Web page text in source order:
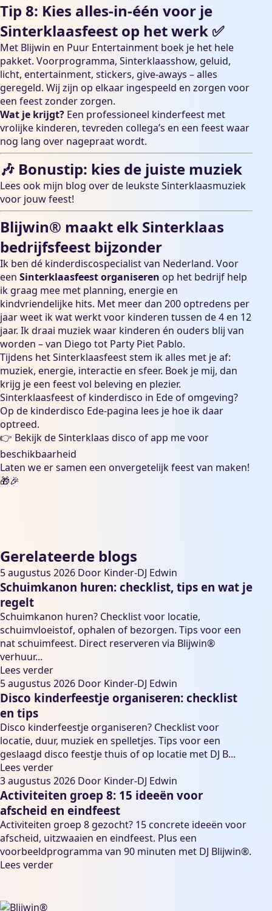
Tip 8: Kies alles-in-één voor je
Sinterklaasfeest op het werk ✅
Met Blijwin en Puur Entertainment boek je het hele
pakket. Voorprogramma, Sinterklaasshow, geluid,
licht, entertainment, stickers, give-aways – alles
geregeld. Wij zijn op elkaar ingespeeld en zorgen voor
een feest zonder zorgen.
Wat je krijgt? Een professioneel kinderfeest met
vrolijke kinderen, tevreden collega’s en een feest waar
nog lang over nagepraat wordt.
🎶 Bonustip: kies de juiste muziek
Lees ook mijn blog overde leukste Sinterklaasmuziek
voor jouw feest!
Blijwin® maakt elk Sinterklaas
bedrijfsfeest bijzonder
Ik ben dé kinderdiscospecialist van Nederland. Voor
een Sinterklaasfeest organiseren op het bedrijf help
ik graag mee met planning, energie en
kindvriendelijke hits. Met meer dan 200 optredens per
jaar weet ik wat werkt voor kinderen tussen de 4 en 12
jaar. Ik draai muziek waar kinderen én ouders blij van
worden – van Diego tot Party Piet Pablo.
Tijdens het Sinterklaasfeest stem ik alles met je af:
muziek, energie, interactie en sfeer. Boek je mij, dan
krijg je een feest vol beleving en plezier.
Sinterklaasfeest of kinderdisco in Ede of omgeving?
Op de kinderdisco Ede-pagina lees je hoe ik daar
optreed.
👉 Bekijk deSinterklaas disco ofapp me voor
beschikbaarheid
Laten we er samen een onvergetelijk feest van maken!
🎁🎉
Gerelateerde blogs
5 augustus 2026 Door Kinder-DJ Edwin
Schuimkanon huren: checklist, tips en wat je
regelt
Schuimkanon huren? Checklist voor locatie,
schuimvloeistof, ophalen of bezorgen. Tips voor een
nat schuimfeest. Direct reserveren via Blijwin®
verhuur...
Lees verder
5 augustus 2026 Door Kinder-DJ Edwin
Disco kinderfeestje organiseren: checklist
en tips
Disco kinderfeestje organiseren? Checklist voor
locatie, duur, muziek en spelletjes. Tips voor een
geslaagd disco feestje thuis of op locatie met DJ B...
Lees verder
3 augustus 2026 Door Kinder-DJ Edwin
Activiteiten groep 8: 15 ideeën voor
afscheid en eindfeest
Activiteiten groep 8 gezocht? 15 concrete ideeën voor
afscheid, uitzwaaien en eindfeest. Plus een
voorbeeldprogramma van 90 minuten met DJ Blijwin®.
Lees verder